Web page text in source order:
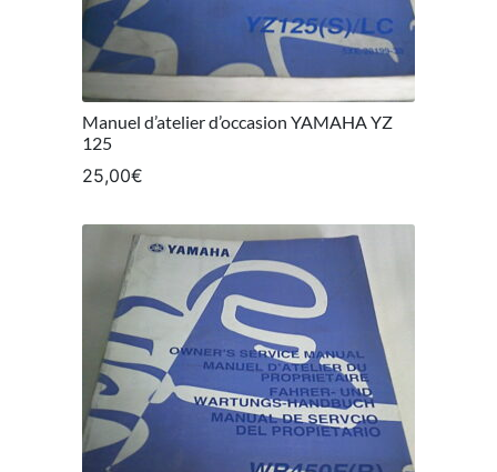
Manuel d’atelier d’occasion YAMAHA YZ
125
25,00€